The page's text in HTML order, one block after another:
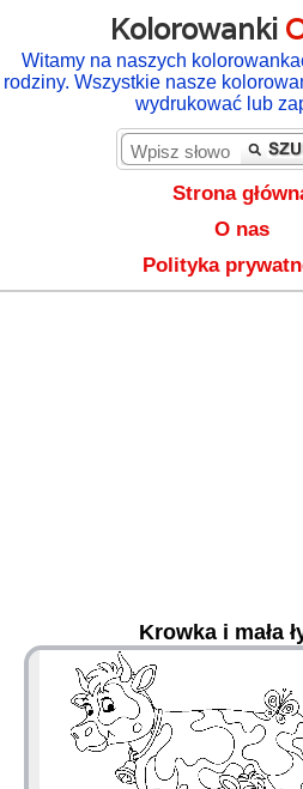
Kolorowanki
Witamy na naszych
rodziny. Wszystkie nasze
wydrukować lub
Strona
O nas
Polityka
Krowka i mała